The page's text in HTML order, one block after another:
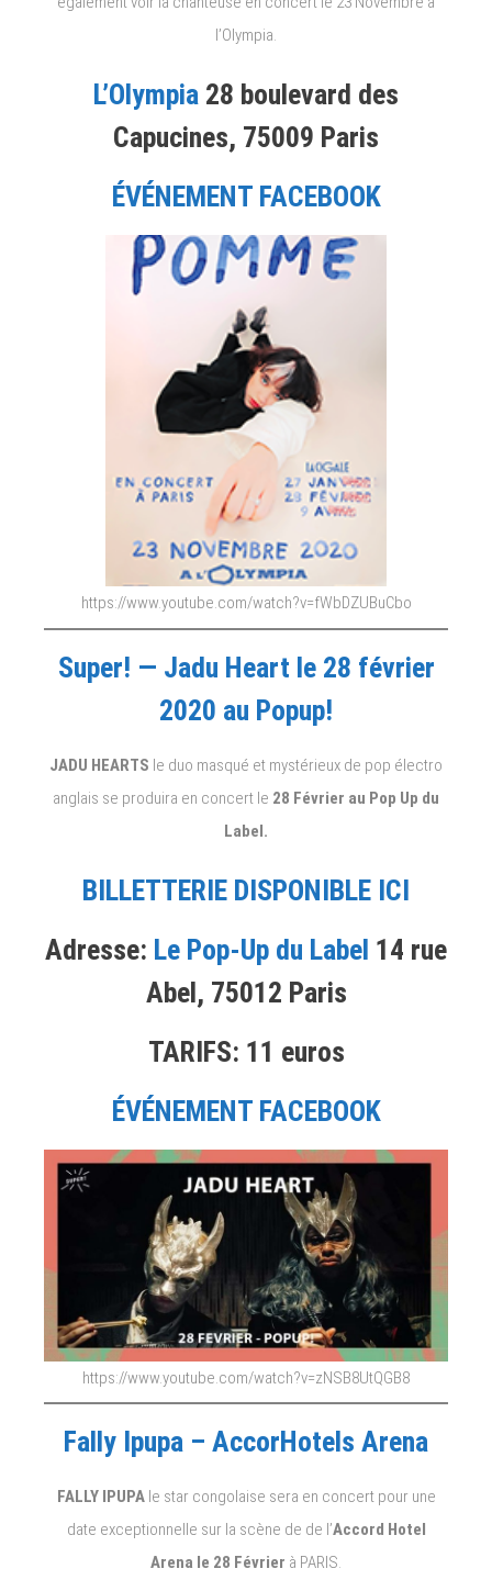
l’Olympia.
L’Olympia 28 boulevard des
Capucines, 75009 Paris
ÉVÉNEMENT FACEBOOK
https://www.youtube.com/watch?v=fWbDZUBuCbo
Super! — Jadu Heart le 28 février
2020 au Popup!
JADU HEARTS le duo masqué et mystérieux de pop électro
anglais se produira en concert le 28 Février au Pop Up du
Label.
BILLETTERIE DISPONIBLE ICI
Adresse: Le Pop-Up du Label 14 rue
Abel, 75012 Paris
TARIFS: 11 euros
ÉVÉNEMENT FACEBOOK
https://www.youtube.com/watch?v=zNSB8UtQGB8
Fally Ipupa – AccorHotels Arena
FALLY IPUPAle star congolaise sera en concert pour une
date exceptionnelle sur la scène de de l’Accord Hotel
Arena le 28 Février à PARIS.